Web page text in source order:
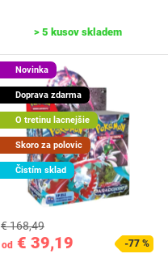
> 5 kusov skladem
Novinka
Doprava zdarma
O tretinu lacnejšie
Skoro za polovic
Čistím sklad
od € 39,19
€ 168,49
-77 %